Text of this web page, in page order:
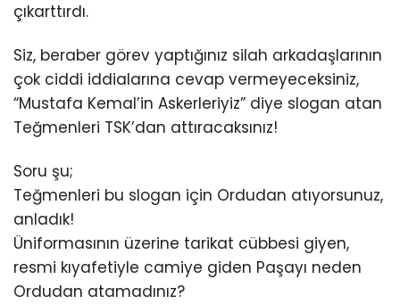
çıkarttırdı.
Siz, beraber görev yaptığınız silah arkadaşlarının
çok ciddi iddialarına cevap vermeyeceksiniz,
“Mustafa Kemal’in Askerleriyiz” diye slogan atan
Teğmenleri TSK’dan attıracaksınız!
Soru şu;
Teğmenleri bu slogan için Ordudan atıyorsunuz,
anladık!
Üniformasının üzerine tarikat cübbesi giyen,
resmi kıyafetiyle camiye giden Paşayı neden
Ordudan atamadınız?